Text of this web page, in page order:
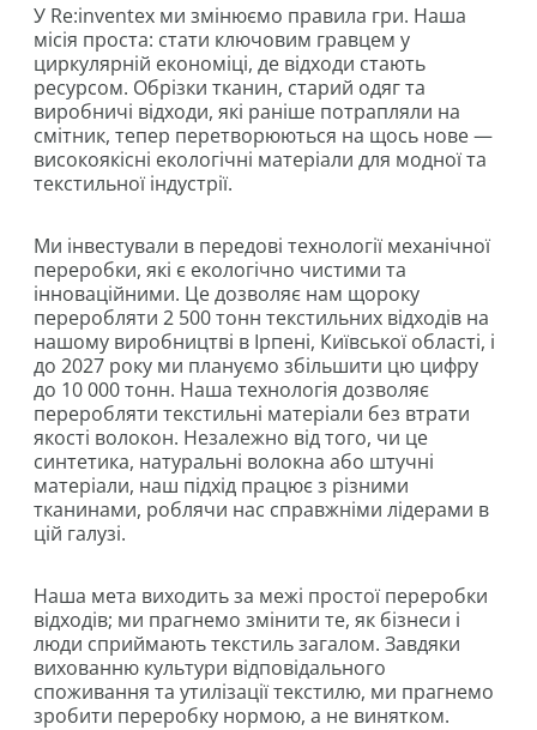
У Re:inventex ми змінюємо правила гри. Наша
місія проста: стати ключовим гравцем у
циркулярній економіці, де відходи стають
ресурсом. Обрізки тканин, старий одяг та
виробничі відходи, які раніше потрапляли на
смітник, тепер перетворюються на щось нове —
високоякісні екологічні матеріали для модної та
текстильної індустрії.
Ми інвестували в передові технології механічної
переробки, які є екологічно чистими та
інноваційними. Це дозволяє нам щороку
переробляти 2 500 тонн текстильних відходів на
нашому виробництві в Ірпені, Київської області, і
до 2027 року ми плануємо збільшити цю цифру
до 10 000 тонн. Наша технологія дозволяє
переробляти текстильні матеріали без втрати
якості волокон. Незалежно від того, чи це
синтетика, натуральні волокна або штучні
матеріали, наш підхід працює з різними
тканинами, роблячи нас справжніми лідерами в
цій галузі.
Наша мета виходить за межі простої переробки
відходів; ми прагнемо змінити те, як бізнеси і
люди сприймають текстиль загалом. Завдяки
вихованню культури відповідального
споживання та утилізації текстилю, ми прагнемо
зробити переробку нормою, а не винятком.